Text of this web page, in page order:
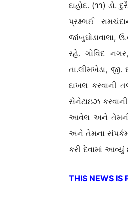
દાહોદ. (૧૧) ડો.
પ્રક્ષ્ભઈ
જાંબુઘોડાવાલા,
રહે. ગોવિંદ
તા.લીમખેડા, જી.
દાખલ કરવાની
સેનેટાઇઝ
આવેલ અને તેમની
અને તેમના
કરી દેવામાં આવ્યું
THIS NEWS IS